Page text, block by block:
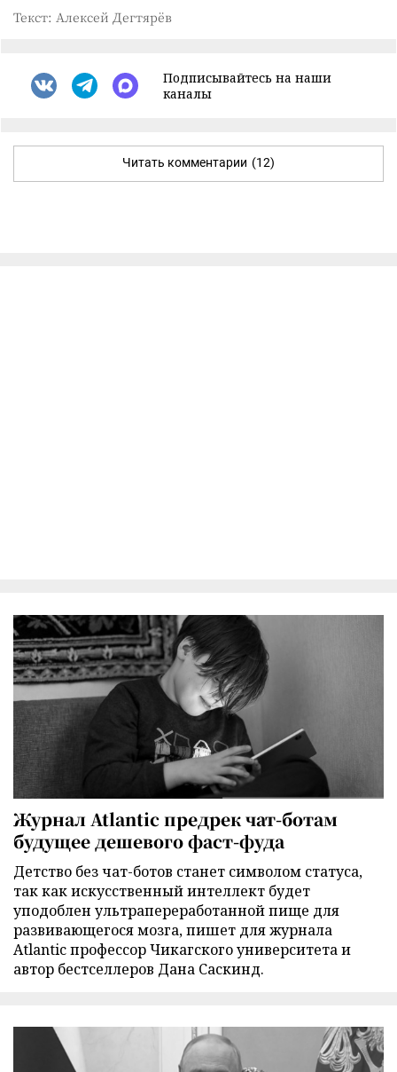
Текст: Алексей Дегтярёв
Подписывайтесь на наши
каналы
Читать комментарии (12)
Журнал Atlantic предрек чат-ботам
будущее дешевого фаст-фуда
Детство без чат-ботов станет символом статуса,
так как искусственный интеллект будет
уподоблен ультрапереработанной пище для
развивающегося мозга, пишет для журнала
Atlantic профессор Чикагского университета и
автор бестселлеров Дана Саскинд.